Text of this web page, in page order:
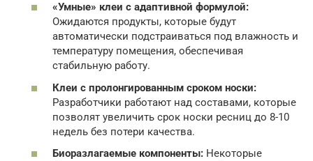
«Умные» клеи с адаптивной формулой:
Ожидаются продукты, которые будут
автоматически подстраиваться под влажность и
температуру помещения, обеспечивая
стабильную работу.
Клеи с пролонгированным сроком носки:
Разработчики работают над составами, которые
позволят увеличить срок носки ресниц до 8-10
недель без потери качества.
Биоразлагаемые компоненты: Некоторые